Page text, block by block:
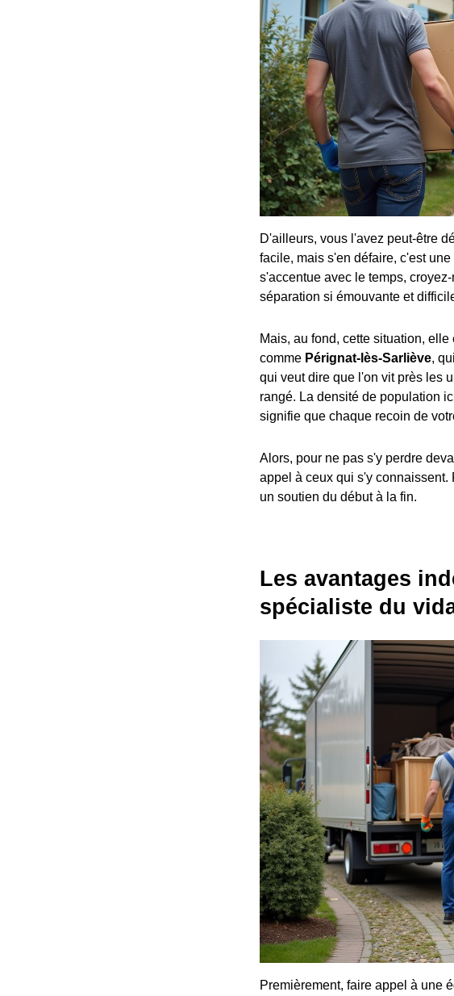
D'ailleurs, vous l'avez peut-être
facile, mais s'en défaire, c'est
s'accentue avec le temps,
séparation si émouvante et
Mais, au fond, cette situation,
comme Pérignat-lès-Sarliève,
qui veut dire que l'on vit près les
rangé. La densité de population
signifie que chaque recoin de
Alors, pour ne pas s'y perdre
appel à ceux qui s'y
un soutien du début à la fin.
Les avantages
spécialiste du
Premièrement, faire appel à une